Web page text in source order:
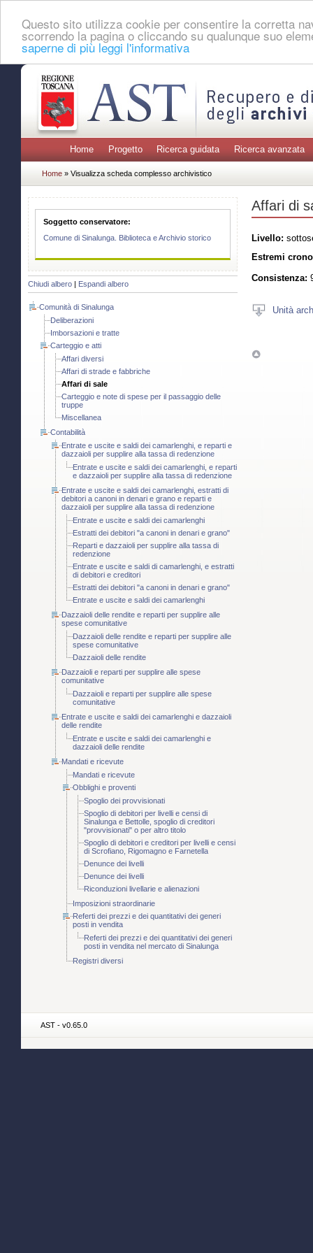
Questo sito utilizza cookie per consentire la corretta
scorrendo la pagina o cliccando su qualunque suo
saperne di più leggi l'informativa
Home Progetto Ricerca guidata Ricerca avanzata
Home » Visualizza scheda complesso archivistico
Soggetto conservatore:
Comune di Sinalunga. Biblioteca e Archivio storico
Chiudi albero Espandi albero
Comunità di Sinalunga
Deliberazioni
Imborsazioni e tratte
Carteggio e atti
Affari diversi
Affari di strade e fabbriche
Affari di sale
Carteggio e note di spese per il passaggio delle
truppe
Miscellanea
Contabilità
Entrate e uscite e saldi dei camarlenghi, e reparti e
dazzaioli per supplire alla tassa di redenzione
Entrate e uscite e saldi dei camarlenghi, e reparti
e dazzaioli per supplire alla tassa di redenzione
Entrate e uscite e saldi dei camarlenghi, estratti di
debitori a canoni in denari e grano e reparti e
dazzaioli per supplire alla tassa di redenzione
Entrate e uscite e saldi dei camarlenghi
Estratti dei debitori "a canoni in denari e grano"
Reparti e dazzaioli per supplire alla tassa di
redenzione
Entrate e uscite e saldi di camarlenghi, e estratti
di debitori e creditori
Estratti dei debitori "a canoni in denari e grano"
Entrate e uscite e saldi dei camarlenghi
Dazzaioli delle rendite e reparti per supplire alle
spese comunitative
Dazzaioli delle rendite e reparti per supplire alle
spese comunitative
Dazzaioli delle rendite
Dazzaioli e reparti per supplire alle spese
comunitative
Dazzaioli e reparti per supplire alle spese
comunitative
Entrate e uscite e saldi dei camarlenghi e dazzaioli
delle rendite
Entrate e uscite e saldi dei camarlenghi e
dazzaioli delle rendite
Mandati e ricevute
Mandati e ricevute
Obblighi e proventi
Spoglio dei provvisionati
Spoglio di debitori per livelli e censi di
Sinalunga e Bettolle, spoglio di creditori
"provvisionati" o per altro titolo
Spoglio di debitori e creditori per livelli e censi
di Scrofiano, Rigomagno e Farnetella
Denunce dei livelli
Denunce dei livelli
Riconduzioni livellarie e alienazioni
Imposizioni straordinarie
Referti dei prezzi e dei quantitativi dei generi
posti in vendita
Referti dei prezzi e dei quantitativi dei generi
posti in vendita nel mercato di Sinalunga
Registri diversi
Affari di
Livello:
Estremi
Consistenza:
Unità
AST - v0.65.0